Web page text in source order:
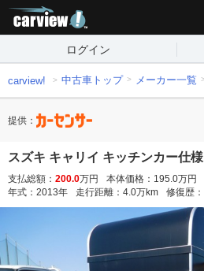
ログイン
carview! 中古車トップ メーカー一覧
提供：
スズキ キャリイ キッチンカー仕様
支払総額： 200.0万円 本体価格： 195.0万円
年式： 2013年 走行距離： 4.0万km 修復歴：